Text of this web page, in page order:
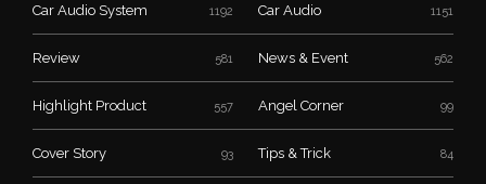
Car Audio System 1192 Car Audio 1151
Review 581 News & Event 562
Highlight Product 557 Angel Corner 99
Cover Story 93 Tips & Trick 84